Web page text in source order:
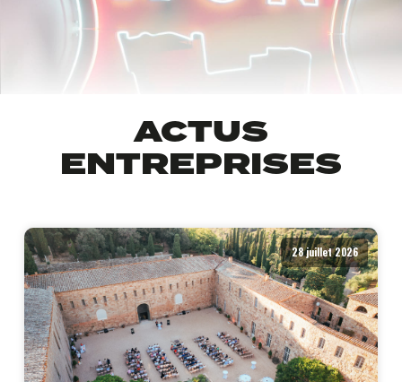
ACTUS
ENTREPRISES
28 juillet 2026